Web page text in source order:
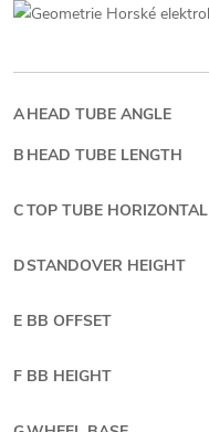
AHEAD TUBE ANGLE
B HEAD TUBE LENGTH
CTOP TUBE HORIZONTAL
DSTANDOVER HEIGHT
E BB OFFSET
F BB HEIGHT